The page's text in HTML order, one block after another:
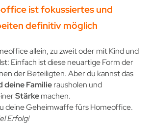
ist fokussiertes und
definitiv möglich
allein, zu zweit oder mit Kind und
Einfach ist diese neuartige Form der
der Beteiligten. Aber du kannst das
deine Familierausholen und
Stärkemachen.
deine Geheimwaffe fürs Homeoffice.
Erfolg!